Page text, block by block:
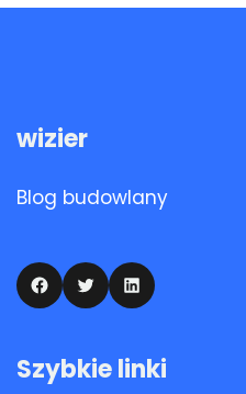
wizier
Blog budowlany
Facebook Twitter LinkedIn
Szybkie linki